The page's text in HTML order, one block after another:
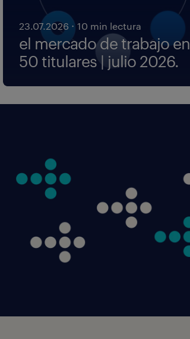
23.07.2026 ·10 min lectura
el mercado de trabajo en
50 titulares | julio 2026.